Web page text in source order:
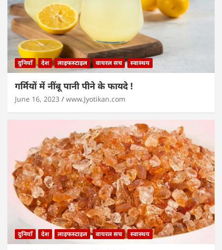
दुनियाँ देश लाइफस्टाइल वायरल सच स्वास्थय
गर्मियों में नींबू पानी पीने के फायदे !
June 16, 2023 www.Jyotikan.com
दुनियाँ देश लाइफस्टाइल वायरल सच स्वास्थय